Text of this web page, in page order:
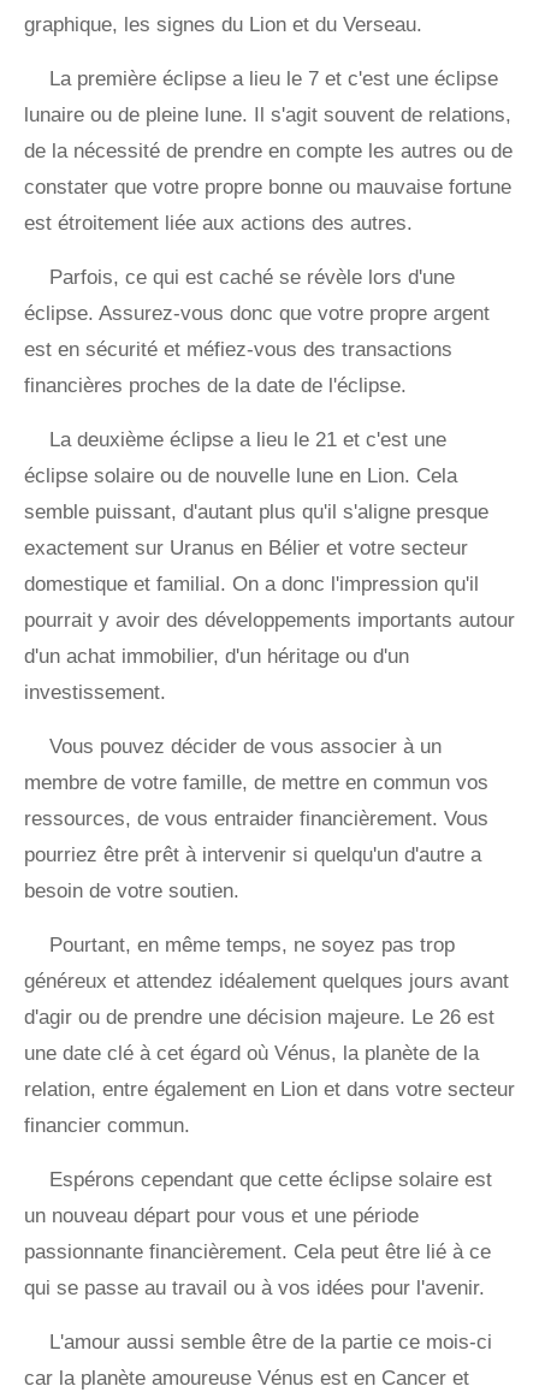
graphique, les signes du Lion et du Verseau.
La première éclipse a lieu le 7 et c'est une éclipse
lunaire ou de pleine lune. Il s'agit souvent de relations,
de la nécessité de prendre en compte les autres ou de
constater que votre propre bonne ou mauvaise fortune
est étroitement liée aux actions des autres.
Parfois, ce qui est caché se révèle lors d'une
éclipse. Assurez-vous donc que votre propre argent
est en sécurité et méfiez-vous des transactions
financières proches de la date de l'éclipse.
La deuxième éclipse a lieu le 21 et c'est une
éclipse solaire ou de nouvelle lune en Lion. Cela
semble puissant, d'autant plus qu'il s'aligne presque
exactement sur Uranus en Bélier et votre secteur
domestique et familial. On a donc l'impression qu'il
pourrait y avoir des développements importants autour
d'un achat immobilier, d'un héritage ou d'un
investissement.
Vous pouvez décider de vous associer à un
membre de votre famille, de mettre en commun vos
ressources, de vous entraider financièrement. Vous
pourriez être prêt à intervenir si quelqu'un d'autre a
besoin de votre soutien.
Pourtant, en même temps, ne soyez pas trop
généreux et attendez idéalement quelques jours avant
d'agir ou de prendre une décision majeure. Le 26 est
une date clé à cet égard où Vénus, la planète de la
relation, entre également en Lion et dans votre secteur
financier commun.
Espérons cependant que cette éclipse solaire est
un nouveau départ pour vous et une période
passionnante financièrement. Cela peut être lié à ce
qui se passe au travail ou à vos idées pour l'avenir.
L'amour aussi semble être de la partie ce mois-ci
car la planète amoureuse Vénus est en Cancer et